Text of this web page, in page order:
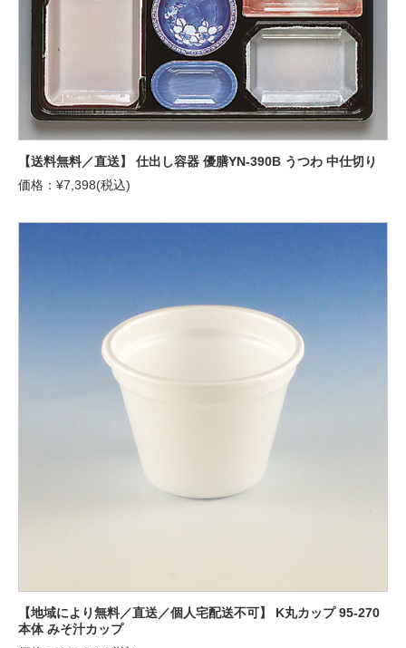
【送料無料／直送】 仕出し容器 優膳YN-390B うつわ 中仕切り
価格：¥7,398(税込)
【地域により無料／直送／個人宅配送不可】 K丸カップ 95-270
本体 みそ汁カップ